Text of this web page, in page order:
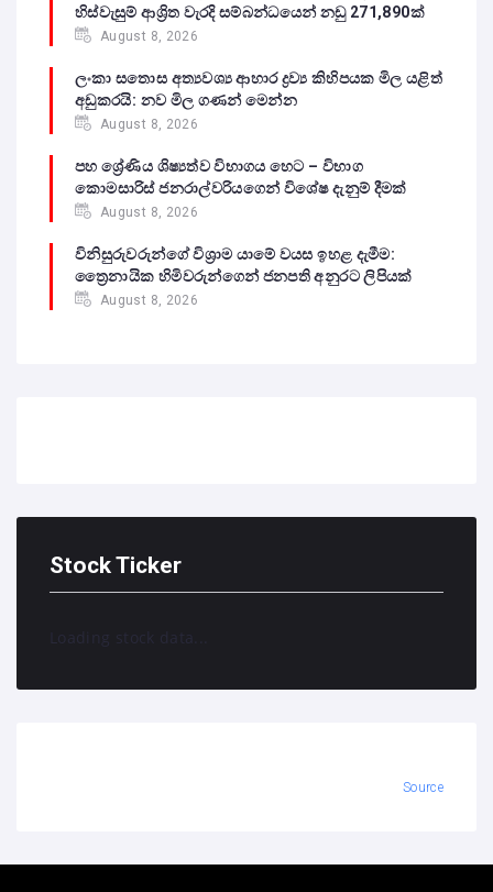
හිස්වැසුම් ආශ්‍රිත වැරදි සම්බන්ධයෙන් නඩු 271,890ක්
August 8, 2026
ලංකා සතොස අත්‍යවශ්‍ය ආහාර ද්‍රව්‍ය කිහිපයක මිල යළිත්
අඩුකරයි: නව මිල ගණන් මෙන්න
August 8, 2026
පහ ශ්‍රේණිය ශිෂ්‍යත්ව විභාගය හෙට – විභාග
කොමසාරිස් ජනරාල්වරියගෙන් විශේෂ දැනුම් දීමක්
August 8, 2026
විනිසුරුවරුන්ගේ විශ්‍රාම යාමේ වයස ඉහළ දැමීම:
ත්‍රෛනායික හිමිවරුන්ගෙන් ජනපති අනුරට ලිපියක්
August 8, 2026
Stock Ticker
Loading stock data...
Source